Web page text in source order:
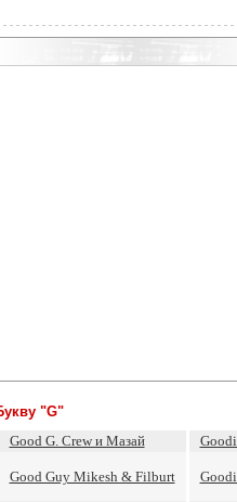
"G"
Good G. Crew и Мазай
Good Guy Mikesh & Filburt